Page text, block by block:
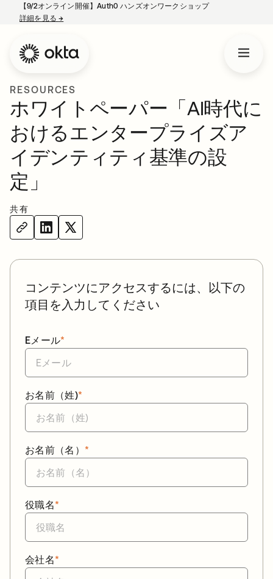
【9/2オンライン開催】Auth0 ハンズオンワークショップ
詳細を見る→
RESOURCES
ホワイトペーパー「AI時代に
おけるエンタープライズア
イデンティティ基準の設
定」
共有
コンテンツにアクセスするには、以下の
項目を入力してください
*
Eメール
*
お名前（姓)
*
お名前（名）
*
役職名
*
会社名